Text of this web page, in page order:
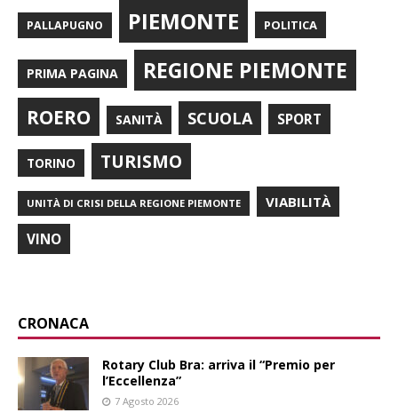
PALLAPUGNO PIEMONTE POLITICA
PRIMA PAGINA REGIONE PIEMONTE
ROERO SANITÀ SCUOLA SPORT
TORINO TURISMO
UNITÀ DI CRISI DELLA REGIONE PIEMONTE VIABILITÀ
VINO
CRONACA
Rotary Club Bra: arriva il “Premio per
l’Eccellenza”
7 Agosto 2026